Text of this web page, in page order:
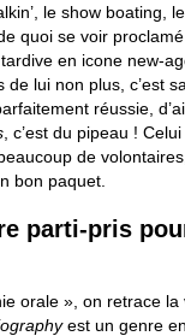
le show boating,
quoi se voir
en icone new-
lui non plus, c’est
réussie,
, c’est du pipeau !
de
bon paquet.
parti-pris
orale », on retrace la
est un genre